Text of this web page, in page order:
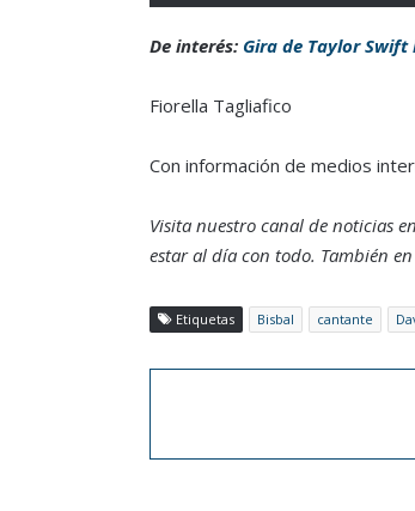
De interés: Gira de Taylor Swift
Fiorella Tagliafico
Con información de medios
Visita nuestro canal de noticias en
estar al día con todo. También en
Etiquetas Bisbal cantante